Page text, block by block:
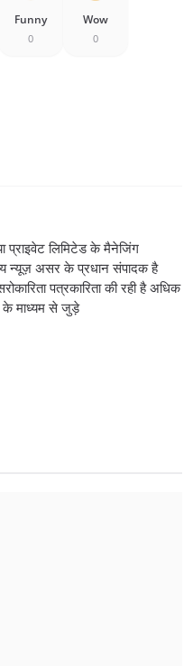
Funny
0
Wow
0
प्राइवेट लिमिटेड के मैनेजिंग
न्यूज़ असर के प्रधान संपादक है
पत्रकारिता की रही है अधिक
के माध्यम से जुड़े